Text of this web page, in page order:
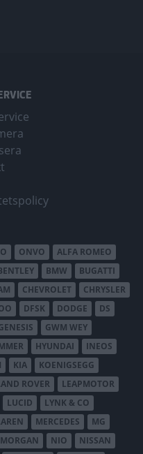
ONVO
ALFA ROMEO
BMW
BUGATTI
CHEVROLET
CHRYSLER
DFSK DODGE
DS
GWM WEY
HYUNDAI
INEOS
KIA
KOENIGSEGG
ROVER
LEAPMOTOR
LUCID
LYNK & CO
MERCEDES
MG
MORGAN NIO
NISSAN